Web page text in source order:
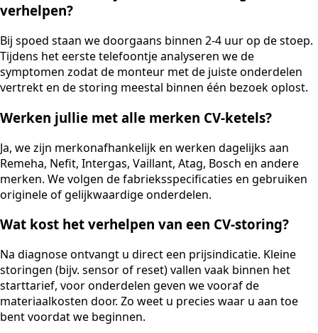
verhelpen?
Bij spoed staan we doorgaans binnen 2-4 uur op de stoep.
Tijdens het eerste telefoontje analyseren we de
symptomen zodat de monteur met de juiste onderdelen
vertrekt en de storing meestal binnen één bezoek oplost.
Werken jullie met alle merken CV-ketels?
Ja, we zijn merkonafhankelijk en werken dagelijks aan
Remeha, Nefit, Intergas, Vaillant, Atag, Bosch en andere
merken. We volgen de fabrieksspecificaties en gebruiken
originele of gelijkwaardige onderdelen.
Wat kost het verhelpen van een CV-storing?
Na diagnose ontvangt u direct een prijsindicatie. Kleine
storingen (bijv. sensor of reset) vallen vaak binnen het
starttarief, voor onderdelen geven we vooraf de
materiaalkosten door. Zo weet u precies waar u aan toe
bent voordat we beginnen.